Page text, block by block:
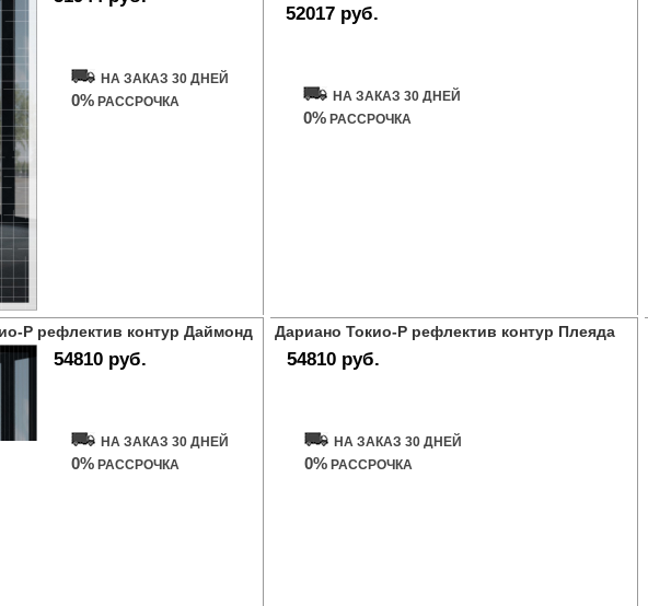
НА ЗАКАЗ 30 ДНЕЙ
0% РАССРОЧКА
52017 руб.
НА ЗАКАЗ 30 ДНЕЙ
0% РАССРОЧКА
Р рефлектив контур Даймонд
54810 руб.
НА ЗАКАЗ 30 ДНЕЙ
0% РАССРОЧКА
Дариано Токио-Р рефлектив контур Плеяда
54810 руб.
НА ЗАКАЗ 30 ДНЕЙ
0% РАССРОЧКА